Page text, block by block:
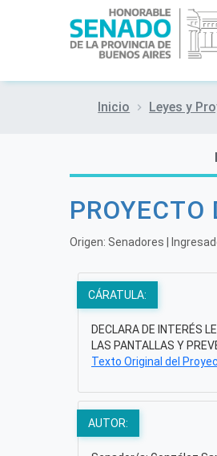
Inicio Leyes y
PROYECTO
Origen: Senadores |
CÁRATULA:
DECLARA DE INTERÉS
LAS PANTALLAS Y
Texto Original del
AUTOR: